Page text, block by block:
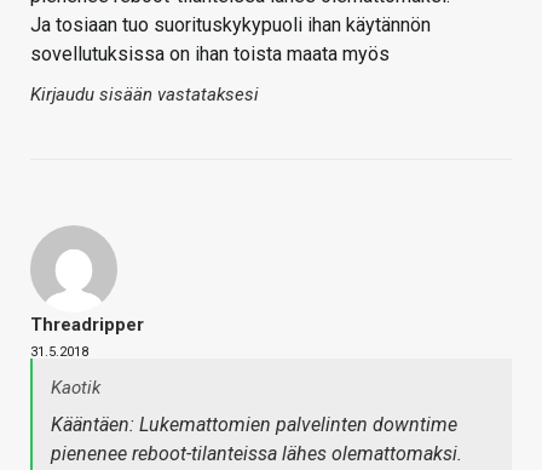
Ja tosiaan tuo suorituskykypuoli ihan käytännön
sovellutuksissa on ihan toista maata myös
Kirjaudu sisään vastataksesi
Threadripper
31.5.2018
Kaotik
Kääntäen: Lukemattomien palvelinten downtime
pienenee reboot-tilanteissa lähes olemattomaksi.